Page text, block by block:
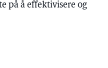
på å effektivisere og